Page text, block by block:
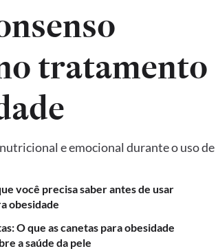
tratamento
e emocional durante o uso de
você precisa saber antes de usar
obesidade
O que as canetas para obesidade
a saúde da pele